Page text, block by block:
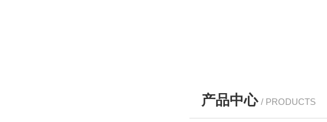
产品中心 / PRODUCTS